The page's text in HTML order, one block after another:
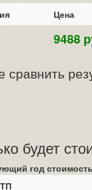
Цена
9488
сравнить
будет
год